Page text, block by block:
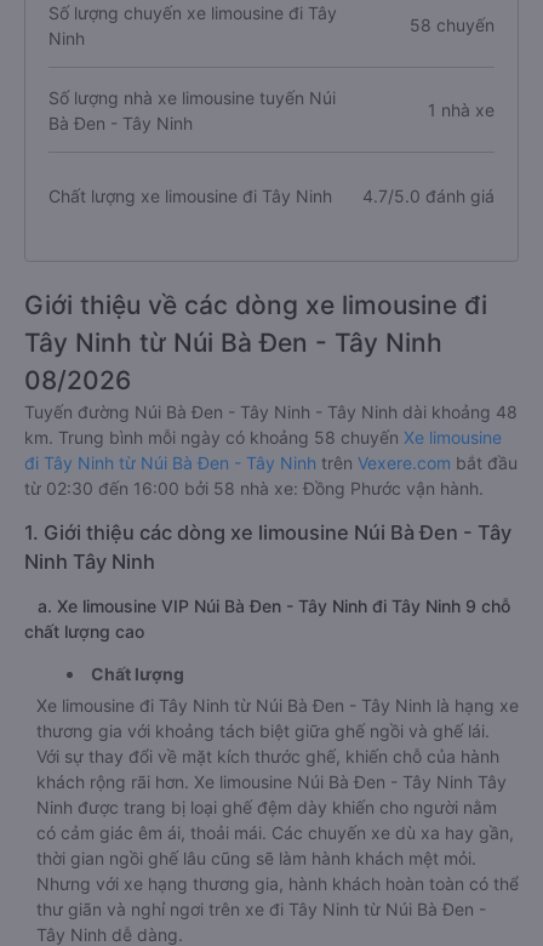
Số lượng chuyến xe limousine đi Tây
Ninh
58 chuyến
Số lượng nhà xe limousine tuyến Núi
Bà Đen - Tây Ninh
1 nhà xe
Chất lượng xe limousine đi Tây Ninh 4.7/5.0 đánh giá
Giới thiệu về các dòng xe limousine đi
Tây Ninh từ Núi Bà Đen - Tây Ninh
08/2026
Tuyến đường Núi Bà Đen - Tây Ninh - Tây Ninh dài khoảng 48
km. Trung bình mỗi ngày có khoảng 58 chuyến Xe limousine
đi Tây Ninh từ Núi Bà Đen - Tây Ninh trên Vexere.com bắt đầu
từ 02:30 đến 16:00 bởi 58 nhà xe: Đồng Phước vận hành.
1. Giới thiệu các dòng xe limousine Núi Bà Đen - Tây
Ninh Tây Ninh
a. Xe limousine VIP Núi Bà Đen - Tây Ninh đi Tây Ninh 9 chỗ
chất lượng cao
Chất lượng
Xe limousine đi Tây Ninh từ Núi Bà Đen - Tây Ninh là hạng xe
thương gia với khoảng tách biệt giữa ghế ngồi và ghế lái.
Với sự thay đổi về mặt kích thước ghế, khiến chỗ của hành
khách rộng rãi hơn. Xe limousine Núi Bà Đen - Tây Ninh Tây
Ninh được trang bị loại ghế đệm dày khiến cho người nằm
có cảm giác êm ái, thoải mái. Các chuyến xe dù xa hay gần,
thời gian ngồi ghế lâu cũng sẽ làm hành khách mệt mỏi.
Nhưng với xe hạng thương gia, hành khách hoàn toàn có thể
thư giãn và nghỉ ngơi trên xe đi Tây Ninh từ Núi Bà Đen -
Tây Ninh dễ dàng.